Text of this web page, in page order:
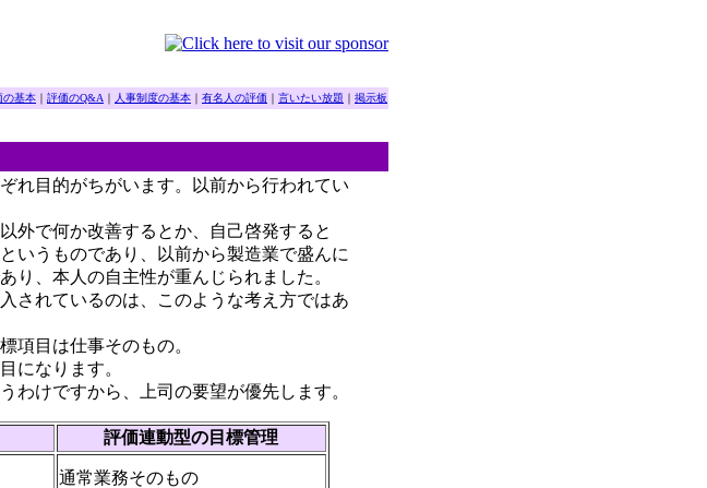
の基本 ｜ 評価のQ&A ｜ 人事制度の基本 ｜ 有名人の評価 ｜ 言いたい放題 ｜ 掲示板
れ目的がちがいます。以前から行われてい
外で何か改善するとか、自己啓発すると
うものであり、以前から製造業で盛んに
り、本人の自主性が重んじられました。
されているのは、このような考え方ではあ
項目は仕事そのもの。
になります。
わけですから、上司の要望が優先します。
評価連動型の目標管理
通常業務そのもの